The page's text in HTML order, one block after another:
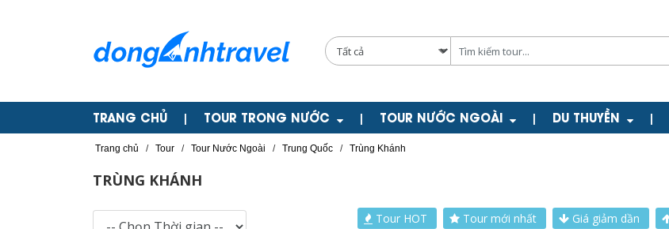
TRANG CHỦ | TOUR TRONG NƯỚC | TOUR NƯỚC NGOÀI | DU THUYỀN |
Trang chủ / Tour / Tour Nước Ngoài / Trung Quốc / Trùng Khánh
TRÙNG KHÁNH
Tour HOT Tour mới nhất Giá giảm dần